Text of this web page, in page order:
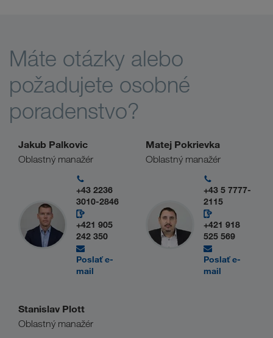
Máte otázky alebo
požadujete osobné
poradenstvo?
Jakub Palkovic
Oblastný manažér
+43 2236
3010-2846
+421 905
242 350
Poslať e-
mail
Matej Pokrievka
Oblastný manažér
+43 5 7777-
2115
+421 918
525 569
Poslať e-
mail
Stanislav Plott
Oblastný manažér